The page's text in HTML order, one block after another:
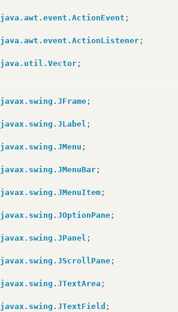
java.awt.event.ActionEvent ;
java.awt.event.ActionListener ;
java.util.Vector ;
javax.swing.JFrame ;
javax.swing.JLabel ;
javax.swing.JMenu ;
javax.swing.JMenuBar ;
javax.swing.JMenuItem ;
javax.swing.JOptionPane ;
javax.swing.JPanel ;
javax.swing.JScrollPane ;
javax.swing.JTextArea ;
javax.swing.JTextField ;